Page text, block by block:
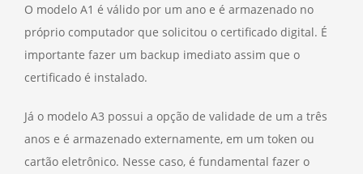
O modelo A1 é válido por um ano e é armazenado no
próprio computador que solicitou o certificado digital. É
importante fazer um backup imediato assim que o
certificado é instalado.
Já o modelo A3 possui a opção de validade de um a três
anos e é armazenado externamente, em um token ou
cartão eletrônico. Nesse caso, é fundamental fazer o